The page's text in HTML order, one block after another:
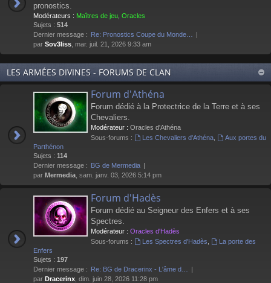
pronostics.
Modérateurs : Maîtres de jeu Oracles
Sujets : 514
Dernier message : Re: Pronostics Coupe du Monde…
par Sov3liss , mar. juil. 21, 2026 9:33 am
LES ARMÉES DIVINES - FORUMS DE CLAN
Forum d'Athéna
Forum dédié à la Protectrice de la Terre et à ses
Chevaliers.
Modérateur : Oracles d'Athéna
Sous-forums :
Les Chevaliers d'Athéna,
Aux portes du
Parthénon
Sujets : 114
Dernier message : BG de Mermedia
par Mermedia , sam. janv. 03, 2026 5:14 pm
Forum d'Hadès
Forum dédié au Seigneur des Enfers et à ses
Spectres.
Modérateur : Oracles d'Hadès
Sous-forums :
Les Spectres d'Hadès
La porte des
Enfers
Sujets : 197
Dernier message : Re: BG de Dracerinx - L'âme d…
par Dracerinx , dim. juin 28, 2026 11:28 pm